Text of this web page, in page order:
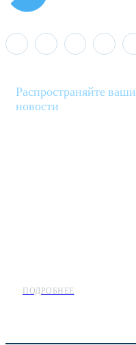
Распространяйте ваши
новости
ПОДРОБНЕЕ